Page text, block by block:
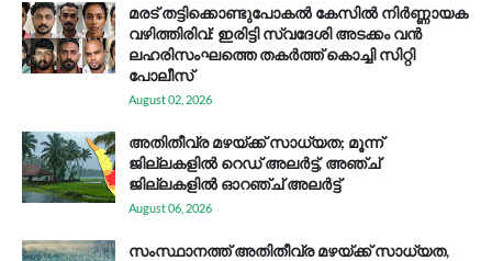
മരട് തട്ടിക്കൊണ്ടുപോകൽ കേസിൽ നിർണ്ണായക
വഴിത്തിരിവ്: ഇരിട്ടി സ്വദേശി അടക്കം വൻ
ലഹരിസംഘത്തെ തകർത്ത് കൊച്ചി സിറ്റി
പോലീസ്
August 02, 2026
അതിതീവ്ര മഴയ്ക്ക് സാധ്യത; മൂന്ന്
ജില്ലകളിൽ റെഡ് അലർട്ട്, അഞ്ച്
ജില്ലകളിൽ ഓറഞ്ച് അലർട്ട്
August 06, 2026
സം​സ്ഥാ​ന​ത്ത് അ​തി​തീ​വ്ര മ​ഴ​യ്ക്ക് സാ​ധ്യ​ത,